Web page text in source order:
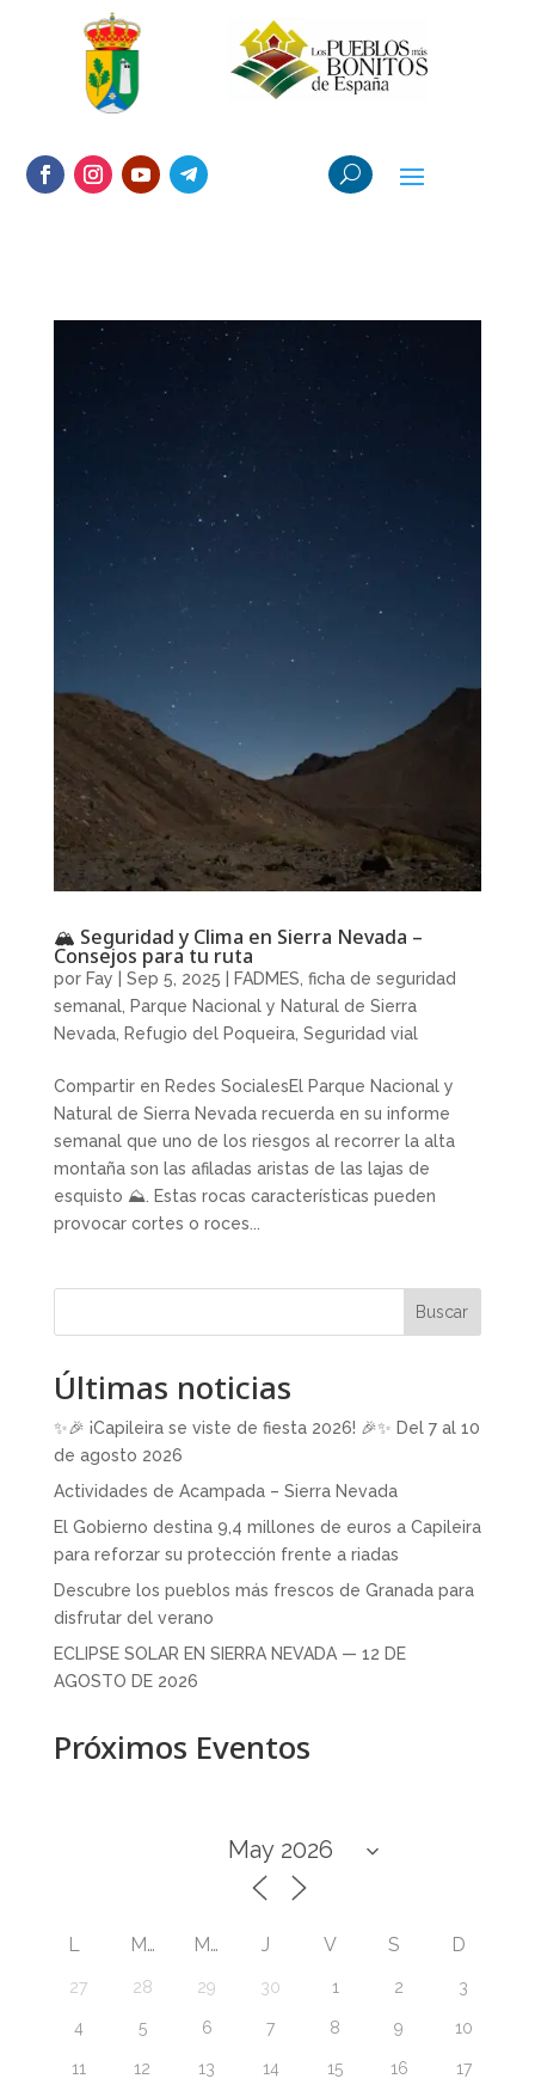
🏔️ Seguridad y Clima en Sierra Nevada –
Consejos para tu ruta
por Fay Sep 5, 2025 FADMES ficha de seguridad
semanal, Parque Nacional y Natural de Sierra
Nevada, Refugio del Poqueira, Seguridad vial
Compartir en Redes SocialesEl Parque Nacional y
Natural de Sierra Nevada recuerda en su informe
semanal que uno de los riesgos al recorrer la alta
montaña son las afiladas aristas de las lajas de
esquisto ⛰️. Estas rocas características pueden
provocar cortes o roces...
Buscar
Últimas noticias
✨🎉 ¡Capileira se viste de fiesta 2026! 🎉✨ Del 7 al 10
de agosto 2026
Actividades de Acampada – Sierra Nevada
El Gobierno destina 9,4 millones de euros a Capileira
para reforzar su protección frente a riadas
Descubre los pueblos más frescos de Granada para
disfrutar del verano
ECLIPSE SOLAR EN SIERRA NEVADA — 12 DE
AGOSTO DE 2026
Próximos Eventos
L M M J V S D
27 28 29 30 1 2 3
4 5 6 7 8 9 10
11 12 13 14 15 16 17